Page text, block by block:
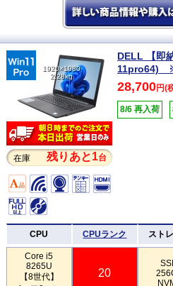
1920×1080
2.28kg
在庫 残りあと1台
DELL 【即
11pro64)
28,700円(
8/6 再入荷
CPU CPUランク スト
Core i5
8265U
【8世代】
20